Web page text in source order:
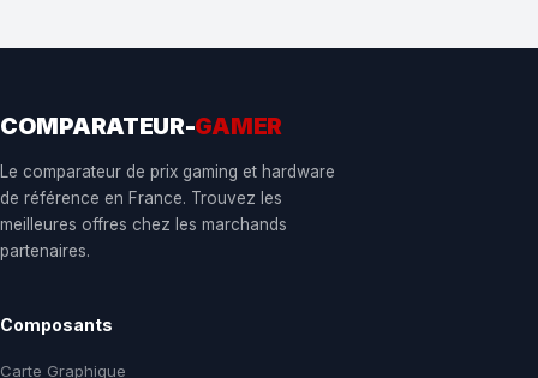
COMPARATEUR-GAMER
Le comparateur de prix gaming et hardware
de référence en France. Trouvez les
meilleures offres chez les marchands
partenaires.
Composants
Carte Graphique